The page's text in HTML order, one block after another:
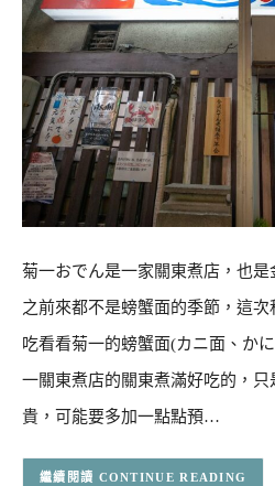
菊一おでん是一家關東煮店，也是
之前來都不是螃蟹面的季節，這
吃看看菊一的螃蟹面(カニ面、か
一關東煮店的關東煮滿好吃的，
貴，可能要多加一點點預…
CONTINUE READING